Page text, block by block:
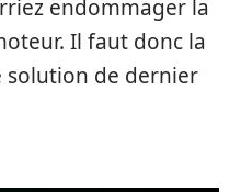
endommager la
Il faut donc la
solution de dernier